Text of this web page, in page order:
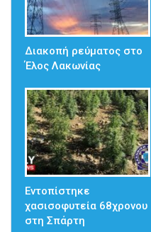
Διακοπή ρεύματος στο
Έλος Λακωνίας
Εντοπίστηκε
χασισοφυτεία 68χρονου
στη Σπάρτη